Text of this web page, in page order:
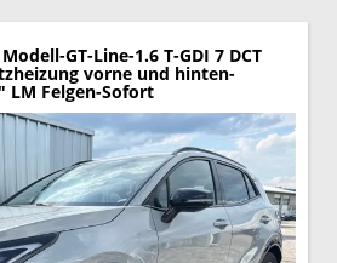
GT-Line-1.6 T-GDI 7 DCT
vorne und hinten-
LM Felgen-Sofort